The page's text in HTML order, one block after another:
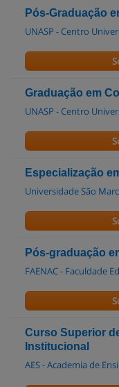
Pós-Graduação
UNASP - Centro
Graduação em
UNASP - Centro
Especialização
Universidade São
Pós-graduação
FAENAC - Faculdade
Curso Superior
Institucional
AES - Academia de